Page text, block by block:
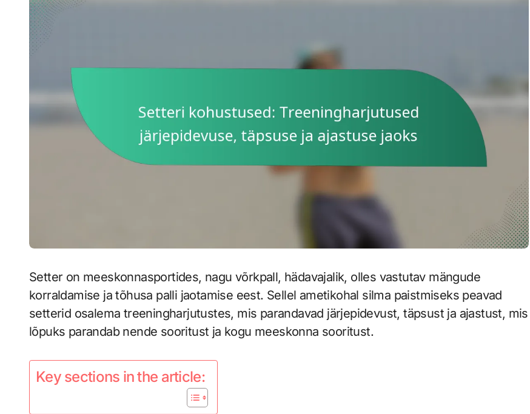
Setter on meeskonnasportides, nagu võrkpall, hädavajalik, olles vastutav mängude
korraldamise ja tõhusa palli jaotamise eest. Sellel ametikohal silma paistmiseks peavad
setterid osalema treeningharjutustes, mis parandavad järjepidevust, täpsust ja ajastust, mis
lõpuks parandab nende sooritust ja kogu meeskonna sooritust.
Key sections in the article: